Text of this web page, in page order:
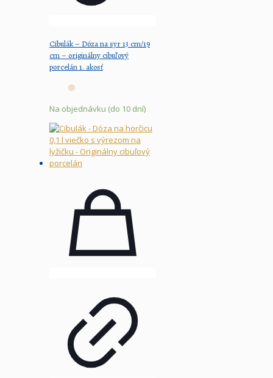
Cibulák – Dóza na syr 13 cm/19
cm – originálny cibuľový
porcelán 1. akosť
Na objednávku (do 10 dní)